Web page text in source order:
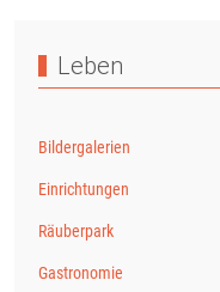
Leben
Bildergalerien
Einrichtungen
Räuberpark
Gastronomie